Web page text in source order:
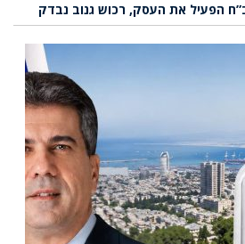
הפעיל את העסק, רכוש גנוב נבדק